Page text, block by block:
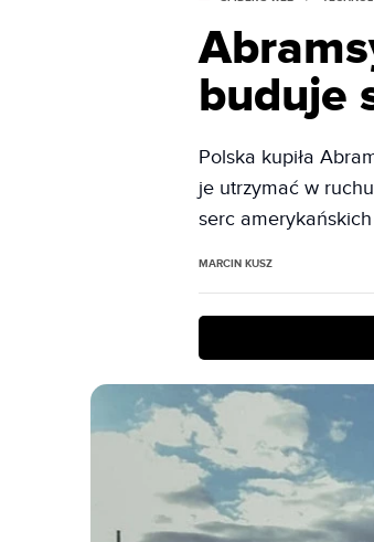
buduje
Polska kupiła
je utrzymać w
serc amerykańskich
MARCIN KUSZ